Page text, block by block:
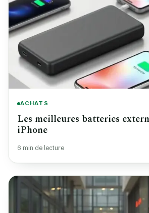
ACHATS
Les meilleures batteries
iPhone
6 min de lecture